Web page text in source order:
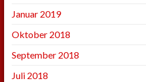
Januar 2019
Oktober 2018
September 2018
Juli 2018